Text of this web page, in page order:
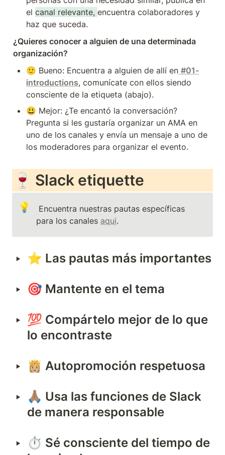
el canal relevante, encuentra colaboradores y
haz que suceda.
¿Quieres conocer a alguien de una determinada
organización?
🙂 Bueno: Encuentra a alguien de allí en #01-
introductions, comunícate con ellos siendo
consciente de la etiqueta (abajo).
😃 Mejor: ¿Te encantó la conversación?
Pregunta si les gustaría organizar un AMA en
uno de los canales y envía un mensaje a uno de
los moderadores para organizar el evento.
🍷 Slack etiquette
💡
para los canales aqui.
‣ ⭐ Las pautas más importantes
‣ 🎯 Mantente en el tema
‣ 💯 Compártelo mejor de lo que
lo encontraste
‣ 👸🏼 Autopromoción respetuosa
‣ 🙏🏽 Usa las funciones de Slack
de manera responsable
‣ ⏱️ Sé consciente del tiempo de